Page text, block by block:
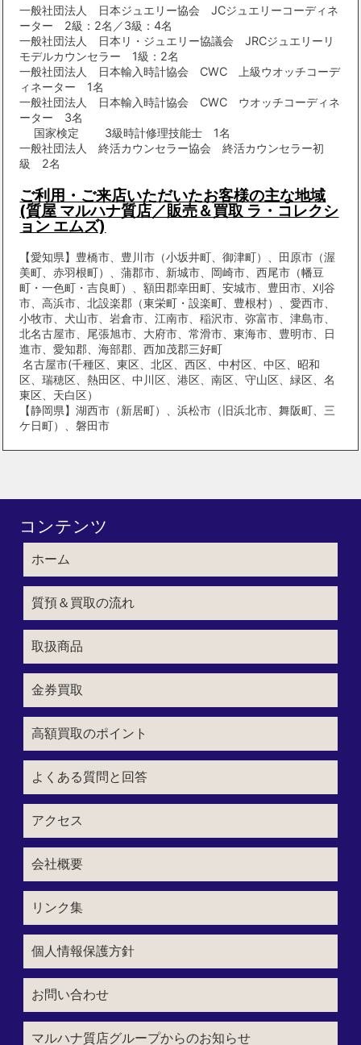
一般社団法人 日本ジュエリー協会 JCジュエリーコーディネ
ーター 2級：2名／3級：4名
一般社団法人 日本リ・ジュエリー協議会 JRCジュエリーリ
モデルカウンセラー 1級：2名
一般社団法人 日本輸入時計協会 CWC 上級ウオッチコーデ
ィネーター 1名
一般社団法人 日本輸入時計協会 CWC ウオッチコーディネ
ーター 3名
国家検定 3級時計修理技能士 1名
一般社団法人 終活カウンセラー協会 終活カウンセラー初
級 2名
ご利用・ご来店いただいたお客様の主な地域
(質屋 マルハナ質店／販売＆買取 ラ・コレクシ
ョン エムズ)
【愛知県】豊橋市、豊川市（小坂井町、御津町）、田原市（渥
美町、赤羽根町）、蒲郡市、新城市、岡崎市、西尾市（幡豆
町・一色町・吉良町）、額田郡幸田町、安城市、豊田市、刈谷
市、高浜市、北設楽郡（東栄町・設楽町、豊根村）、愛西市、
小牧市、犬山市、岩倉市、江南市、稲沢市、弥富市、津島市、
北名古屋市、尾張旭市、大府市、常滑市、東海市、豊明市、日
進市、愛知郡、海部郡、西加茂郡三好町
名古屋市(千種区、東区、北区、西区、中村区、中区、昭和
区、瑞穂区、熱田区、中川区、港区、南区、守山区、緑区、名
東区、天白区）
【静岡県】湖西市（新居町）、浜松市（旧浜北市、舞阪町、三
ケ日町）、磐田市
コンテンツ
ホーム
質預＆買取の流れ
取扱商品
金券買取
高額買取のポイント
よくある質問と回答
アクセス
会社概要
リンク集
個人情報保護方針
お問い合わせ
マルハナ質店グループからのお知らせ